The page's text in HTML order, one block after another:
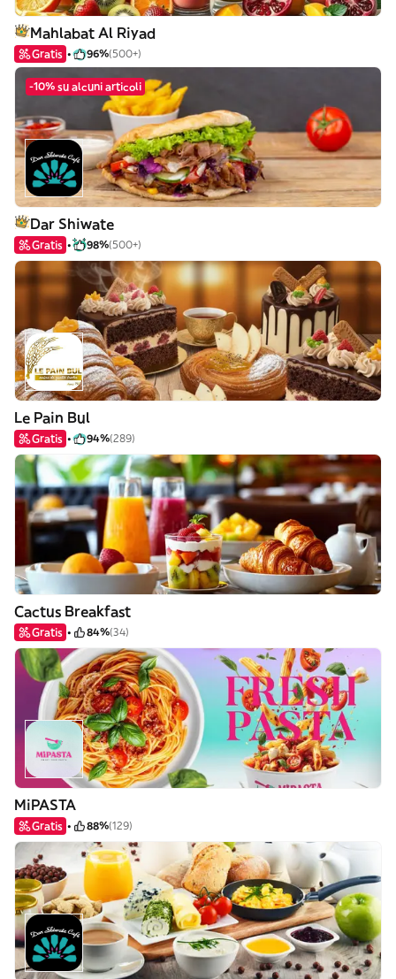
Mahlabat Al Riyad
Gratis 96%(500+)
-10% su alcuni articoli
Dar Shiwate
Gratis 98%(500+)
Le Pain Bul
Gratis 94%(289)
Cactus Breakfast
Gratis 84%(34)
MiPASTA
Gratis 88%(129)